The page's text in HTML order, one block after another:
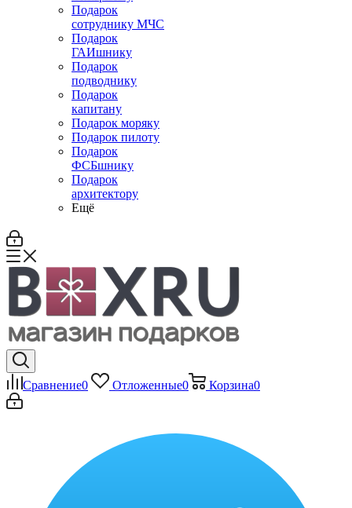
Подарок
сотруднику МЧС
Подарок
ГАИшнику
Подарок
подводнику
Подарок
капитану
Подарок моряку
Подарок пилоту
Подарок
ФСБшнику
Подарок
архитектору
Ещё
Сравнение0 Отложенные0 Корзина0